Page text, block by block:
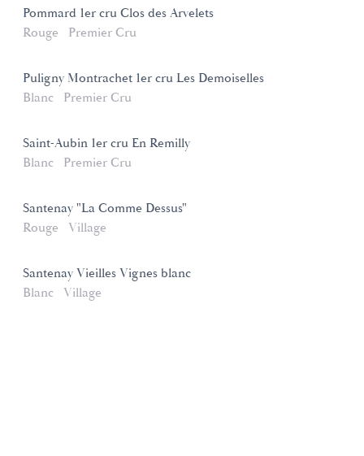
Pommard 1er cru Clos des Arvelets
Rouge
Premier Cru
Puligny Montrachet 1er cru Les Demoiselles
Blanc
Premier Cru
Saint-Aubin 1er cru En Remilly
Blanc
Premier Cru
Santenay "La Comme Dessus"
Rouge
Village
Santenay Vieilles Vignes blanc
Blanc
Village